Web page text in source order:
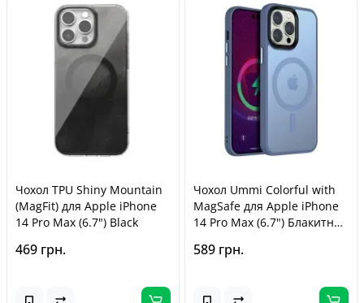
Чохол TPU Shiny Mountain
(MagFit) для Apple iPhone
14 Pro Max (6.7") Black
469 грн.
Чохол Ummi Colorful with
MagSafe для Apple iPhone
14 Pro Max (6.7") Блакитний
589 грн.